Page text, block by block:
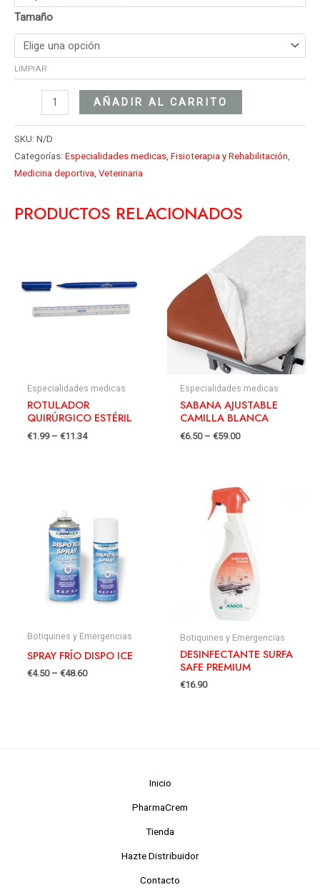
Tamaño
LIMPIAR
AÑADIR AL CARRITO
SKU: N/D
Categorías: Especialidades medicas Fisioterapia y Rehabilitación
Medicina deportiva Veterinaria
PRODUCTOS RELACIONADOS
Especialidades medicas
ROTULADOR
QUIRÚRGICO ESTÉRIL
€1.99– €11.34
Especialidades medicas
SABANA AJUSTABLE
CAMILLA BLANCA
€6.50– €59.00
Botiquines y Emergencias
SPRAY FRÍO DISPO ICE
€4.50– €48.60
Botiquines y Emergencias
DESINFECTANTE SURFA
SAFE PREMIUM
€16.90
Inicio
PharmaCrem
Tienda
Hazte Distribuidor
Contacto